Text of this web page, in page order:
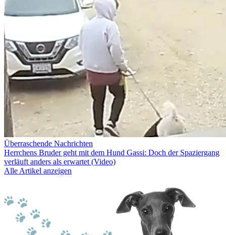
Überraschende Nachrichten
Herrchens Bruder geht mit dem Hund Gassi: Doch der Spaziergang
verläuft anders als erwartet (Video)
Alle Artikel anzeigen